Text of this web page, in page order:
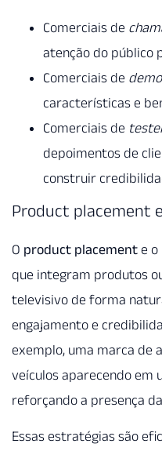
Comerciais de
atenção do público
Comerciais de
características e
Comerciais de
depoimentos de
construir
Product placement
O product placement e o
que integram produtos
televisivo de forma
engajamento e
exemplo, uma marca de
veículos aparecendo em
reforçando a presença
Essas estratégias são